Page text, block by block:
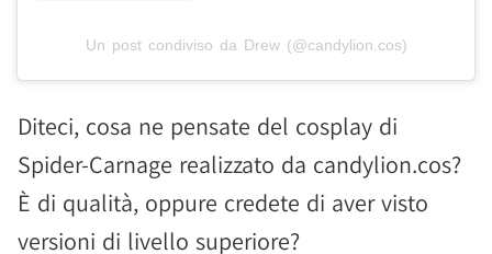
Un post condiviso da Drew (@candylion.cos)
Diteci, cosa ne pensate del cosplay di
Spider-Carnage realizzato da candylion.cos?
È di qualità, oppure credete di aver visto
versioni di livello superiore?